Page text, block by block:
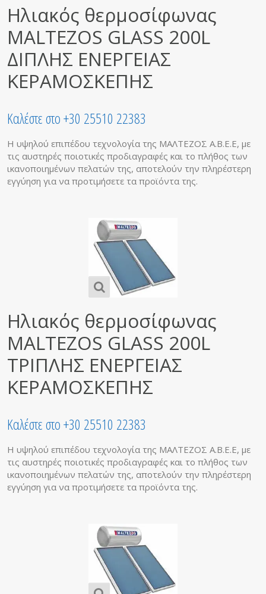
Ηλιακός θερμοσίφωνας
MALTEZOS GLASS 200L
ΔΙΠΛΗΣ ΕΝΕΡΓΕΙΑΣ
ΚΕΡΑΜΟΣΚΕΠΗΣ
Καλέστε στο +30 25510 22383
Η υψηλού επιπέδου τεχνολογία της ΜΑΛΤΕΖΟΣ Α.Β.Ε.Ε, με
τις αυστηρές ποιοτικές προδιαγραφές και το πλήθος των
ικανοποιημένων πελατών της, αποτελούν την πληρέστερη
εγγύηση για να προτιμήσετε τα προϊόντα της.
Ηλιακός θερμοσίφωνας
MALTEZOS GLASS 200L
ΤΡΙΠΛΗΣ ΕΝΕΡΓΕΙΑΣ
ΚΕΡΑΜΟΣΚΕΠΗΣ
Καλέστε στο +30 25510 22383
Η υψηλού επιπέδου τεχνολογία της ΜΑΛΤΕΖΟΣ Α.Β.Ε.Ε, με
τις αυστηρές ποιοτικές προδιαγραφές και το πλήθος των
ικανοποιημένων πελατών της, αποτελούν την πληρέστερη
εγγύηση για να προτιμήσετε τα προϊόντα της.